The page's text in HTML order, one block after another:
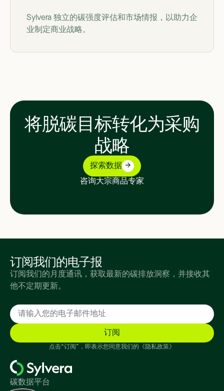
Sylvera 独立的碳强度评估和市场情报，以助力企
业制定商业战略。
将脱碳目标转化为采购
战略
探索数据
咨询大宗商品专家
订阅我们的电子报
订阅我们的月度通讯，获取最新的碳排放洞察，并接收其
他不定期更新。
点击“订阅”，即表示您同意我们的《隐私政策》
碳数据平台